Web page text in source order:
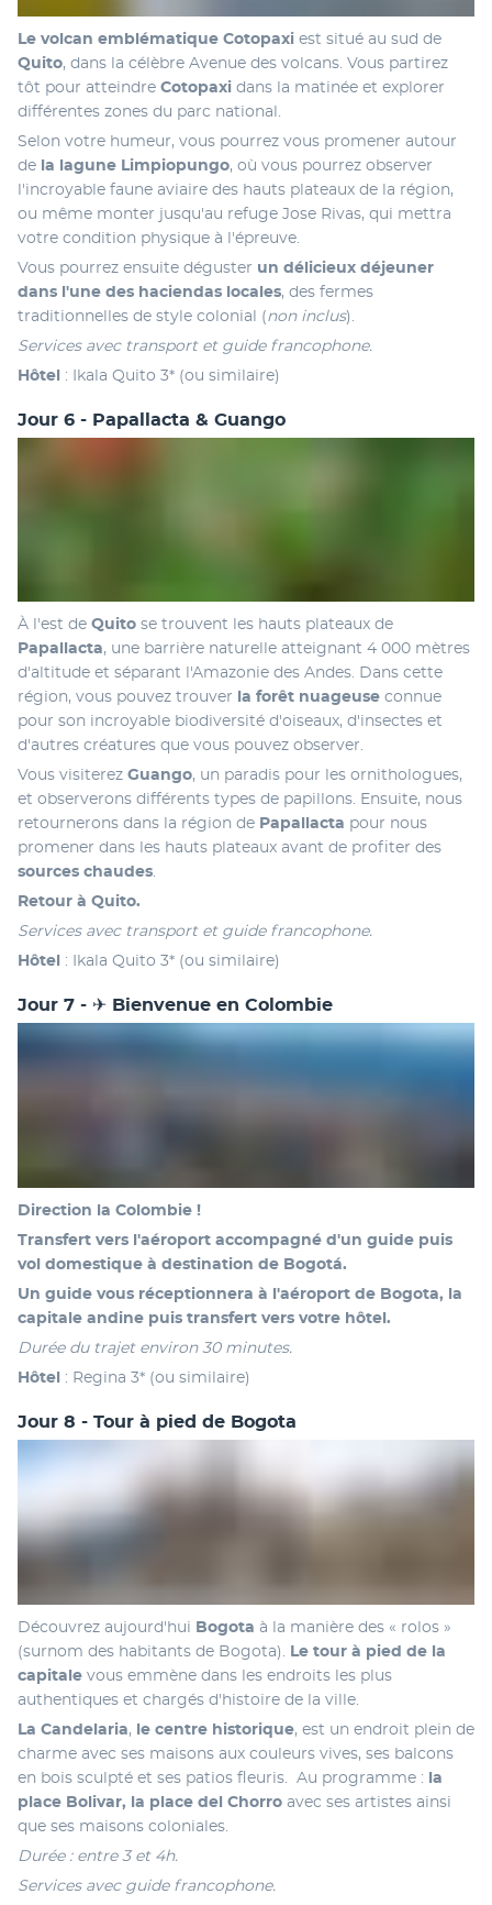
Le volcan emblématique Cotopaxi
Quito, dans la célèbre Avenue des volcans. Vous partirez
tôt pour atteindre Cotopaxi dans la matinée et explorer
différentes zones du parc national.
Selon votre humeur, vous pourrez vous promener autour
de la lagune Limpiopungo, où vous pourrez observer
l'incroyable faune aviaire des hauts plateaux de la région,
ou même monter jusqu'au refuge Jose Rivas, qui mettra
votre condition physique à l'épreuve.
Vous pourrez ensuite déguster un délicieux déjeuner
dans l'une des haciendas locales, des fermes
traditionnelles de style colonial (non inclus).
Services avec transport et guide francophone.
Hôtel
: Ikala Quito 3* (ou similaire)
Jour 6 - Papallacta & Guango
À l'est de Quito
Papallacta, une barrière naturelle atteignant 4 000 mètres
d'altitude et séparant l'Amazonie des Andes. Dans cette
région, vous pouvez trouver
la forêt nuageuse connue
pour son incroyable biodiversité d'oiseaux, d'insectes et
d'autres créatures que vous pouvez observer.
Vous visiterez Guango, un paradis pour les ornithologues,
et observerons différents types de papillons. Ensuite, nous
retournerons dans la région de Papallacta pour nous
promener dans les hauts plateaux avant de profiter des
sources chaudes.
Retour à Quito.
Services avec transport et guide francophone.
Hôtel
: Ikala Quito 3* (ou similaire)
Jour 7 - ✈ Bienvenue en Colombie
Direction la Colombie !
Transfert vers l'aéroport accompagné d'un guide puis
vol domestique à destination de Bogotá.
Un guide vous réceptionnera à l'aéroport de Bogota, la
capitale andine puis transfert vers votre hôtel.
Durée du trajet environ 30 minutes.
Hôtel : Regina 3* (ou similaire)
Jour 8 - Tour à pied de Bogota
Découvrez aujourd'hui Bogota à la manière des « rolos »
(surnom des habitants de Bogota).
Le tour à pied de la
capitale vous emmène dans les endroits les plus
authentiques et chargés d'histoire de la ville.
La Candelaria, le centre historique, est un endroit plein de
charme avec ses maisons aux couleurs vives, ses balcons
en bois sculpté et ses patios fleuris.  Au programme : la
place Bolivar, la place del Chorro avec ses artistes ainsi
que ses maisons coloniales.
Durée : entre 3 et 4h.
Services avec guide francophone.